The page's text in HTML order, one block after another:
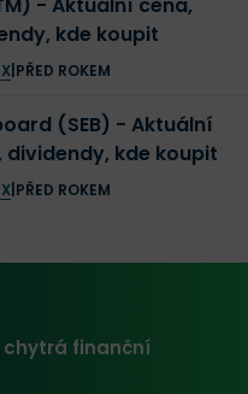
kde koupit
| PŘED ROKEM
- Aktuální
dividendy, kde koupit
| PŘED ROKEM
chytrá finanční